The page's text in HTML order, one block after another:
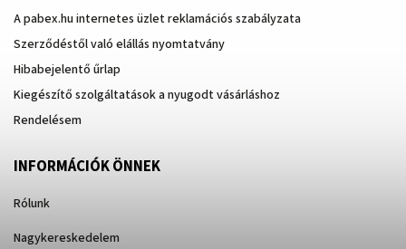
A pabex.hu internetes üzlet reklamációs szabályzata
Szerződéstől való elállás nyomtatvány
Hibabejelentő űrlap
Kiegészítő szolgáltatások a nyugodt vásárláshoz
Rendelésem
INFORMÁCIÓK ÖNNEK
Rólunk
Nagykereskedelem